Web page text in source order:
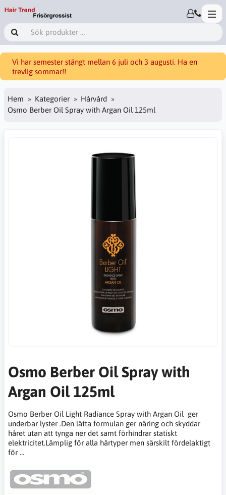
Vi har semester stängt mellan 6 juli och 3 augusti. Ha en
trevlig sommar!!
Hem Kategorier
Hårvård
Osmo Berber Oil Spray with Argan Oil 125ml
Osmo Berber Oil Spray with
Argan Oil 125ml
Osmo Berber Oil Light Radiance Spray with Argan Oil ger
underbar lyster .Den lätta formulan ger näring och skyddar
håret utan att tynga ner det samt förhindrar statiskt
elektricitet.Lämplig för alla hårtyper men särskilt fördelaktigt
för …